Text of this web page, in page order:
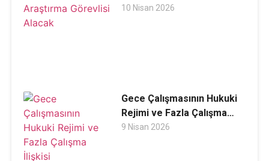
10 Nisan 2026
Gece Çalışmasının Hukuki
Rejimi ve Fazla Çalışma
İlişkisi
9 Nisan 2026